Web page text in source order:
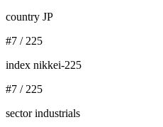
country JP
#7 / 225
index nikkei-225
#7 / 225
sector industrials